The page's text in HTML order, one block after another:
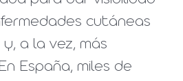
cutáneas
a la vez, más
España, miles de